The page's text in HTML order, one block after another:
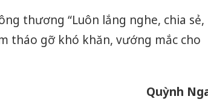
thương “Luôn lắng nghe, chia sẻ,
tháo gỡ khó khăn, vướng mắc cho
Quỳnh